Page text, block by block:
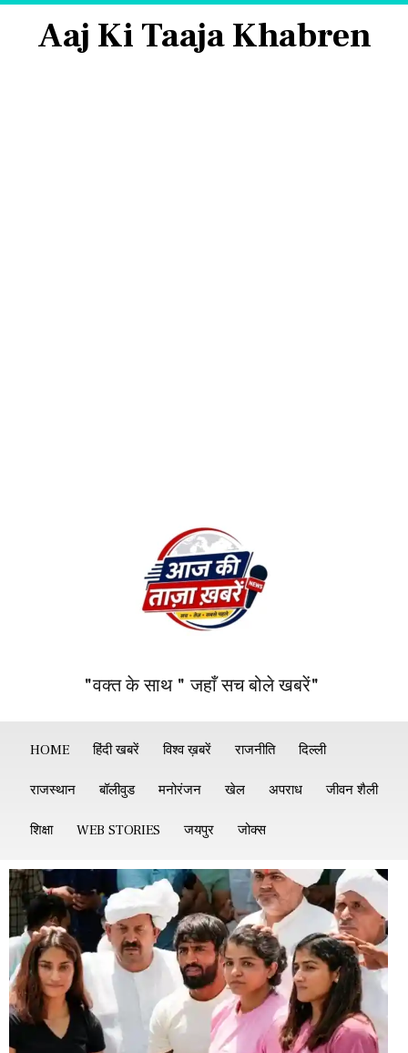
Aaj Ki Taaja Khabren
"वक्त के साथ " जहाँ सच बोले खबरें"
HOME हिंदी खबरें विश्व ख़बरें राजनीति दिल्ली
राजस्थान बॉलीवुड मनोरंजन खेल अपराध जीवन शैली
शिक्षा WEB STORIES जयपुर जोक्स